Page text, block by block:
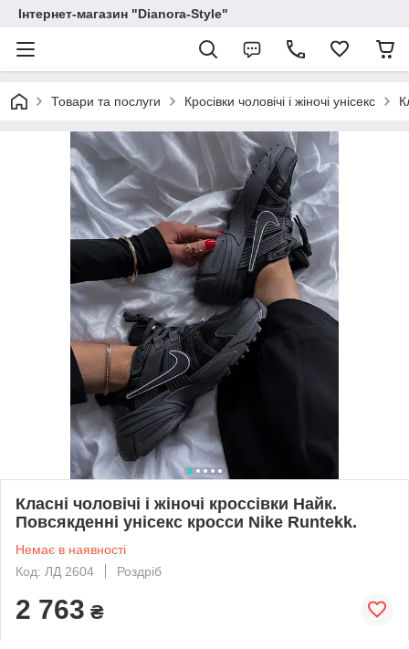
Інтернет-магазин "Dianora-Style"
Товари та послуги Кросівки чоловічі і жіночі унісекс
Класні чоловічі і жіночі кроссівки Найк.
Повсякденні унісекс кросси Nike Runtekk.
Немає в наявності
Код: ЛД 2604
Роздріб
2 763 ₴